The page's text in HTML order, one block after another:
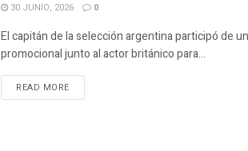
30 JUNIO, 2026 0
El capitán de la selección argentina participó de
promocional junto al actor británico para...
READ MORE